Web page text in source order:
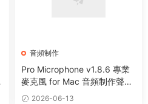
音頻制作
Pro Microphone v1.8.6 專業
麥克風 for Mac 音頻制作聲音
處理工具
2026-06-13